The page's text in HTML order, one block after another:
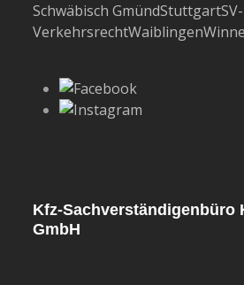
Schwäbisch GmündStuttgart
VerkehrsrechtWaiblingen
Kfz-Sachverständigenbüro
GmbH